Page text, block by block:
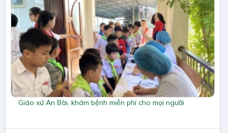
Giáo xứ An Bài, khám bệnh miễn phí cho mọi người